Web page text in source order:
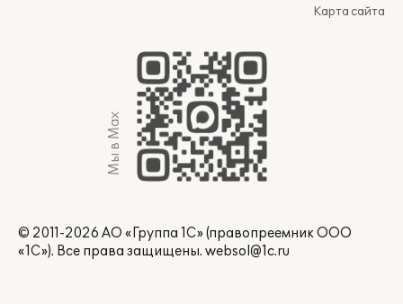
Карта сайта
Мы в Max
© 2011-2026 АО «Группа 1С» (правопреемник ООО
«1С»). Все права защищены. websol@1c.ru